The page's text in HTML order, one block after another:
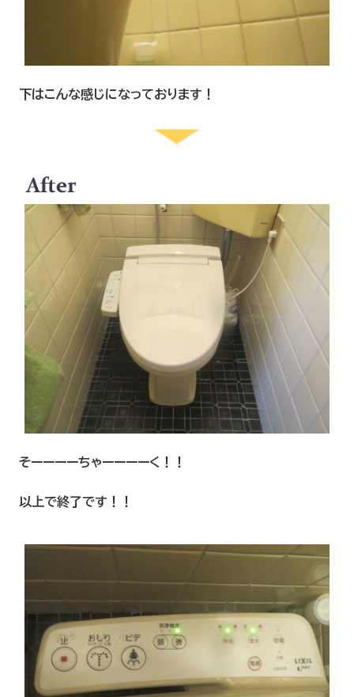
下はこんな感じになっております！
そーーーーちゃーーーーく！！
以上で終了です！！